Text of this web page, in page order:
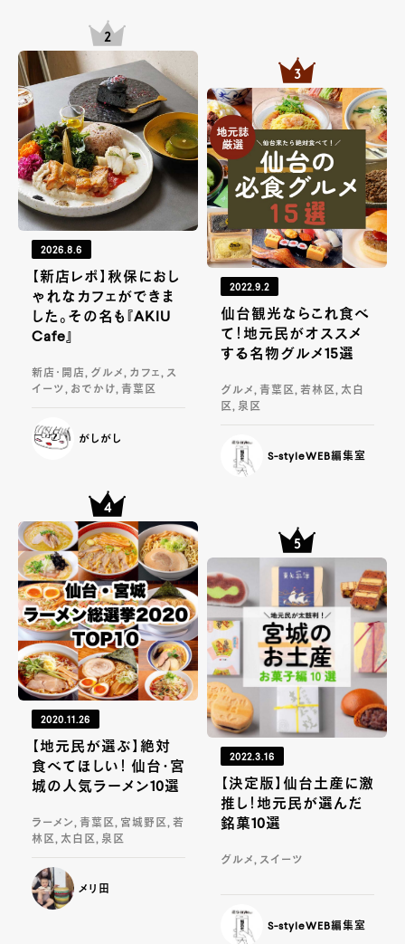
2026.8.6
【新店レポ】秋保におし
ゃれなカフェができま
した。その名も『AKIU
Cafe』
新店・開店, グルメ, カフェ, ス
イーツ, おでかけ, 青葉区
がしがし
2022.9.2
仙台観光ならこれ食べ
て！地元民がオススメ
する名物グルメ15選
グルメ, 青葉区, 若林区, 太白
区, 泉区
S-styleWEB編集室
2020.11.26
【地元民が選ぶ】絶対
食べてほしい！ 仙台・宮
城の人気ラーメン10選
ラーメン, 青葉区, 宮城野区, 若
林区, 太白区, 泉区
メリ田
2022.3.16
【決定版】仙台土産に激
推し！地元民が選んだ
銘菓10選
グルメ, スイーツ
S-styleWEB編集室